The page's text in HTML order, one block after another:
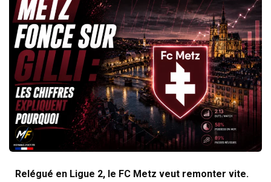
Relégué en Ligue 2, le FC Metz veut remonter vite.